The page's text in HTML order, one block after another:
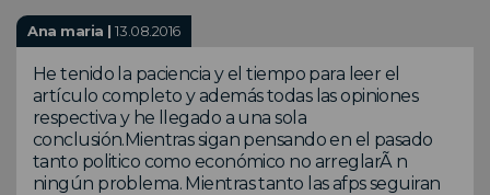
Ana maria |13.08.2016
He tenido la paciencia y el tiempo para leer el
artículo completo y además todas las opiniones
respectiva y he llegado a una sola
conclusión.Mientras sigan pensando en el pasado
tanto politico como económico no arreglarÃ n
ningún problema. Mientras tanto las afps seguiran